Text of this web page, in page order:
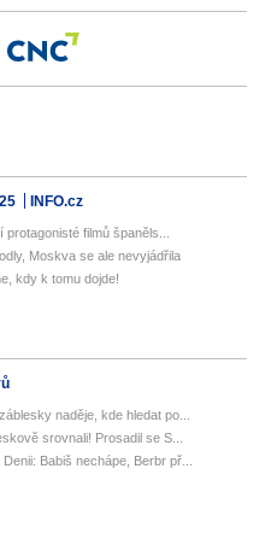
INFO.cz
filmů španěls...
Moskva se ale nevyjádřila
kdy k tomu dojde!
naděje, kde hledat po...
srovnali! Prosadil se S...
Babiš nechápe, Berbr př...